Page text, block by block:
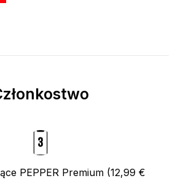
PEPPER Premium (12,99 €